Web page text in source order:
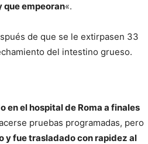
que empeoran«.
de que se le extirpasen 33
del intestino grueso.
en el hospital de Roma a finales
pruebas programadas, pero
y fue trasladado con rapidez al